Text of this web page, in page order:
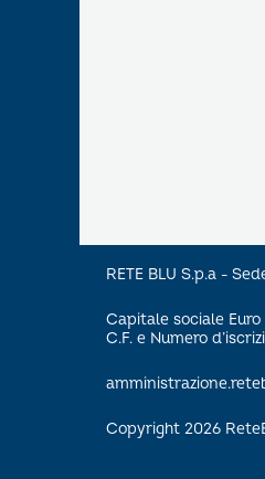
RETE BLU S.p.a -
Capitale sociale Euro
C.F. e Numero
Copyright 2026